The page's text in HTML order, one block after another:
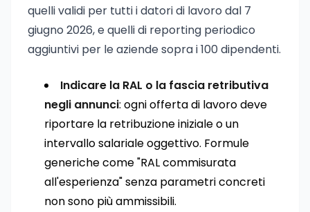
quelli validi per tutti i datori di lavoro dal 7
giugno 2026, e quelli di reporting periodico
aggiuntivi per le aziende sopra i 100 dipendenti.
Indicare la RAL o la fascia retributiva
negli annunci: ogni offerta di lavoro deve
riportare la retribuzione iniziale o un
intervallo salariale oggettivo. Formule
generiche come "RAL commisurata
all'esperienza" senza parametri concreti
non sono più ammissibili.